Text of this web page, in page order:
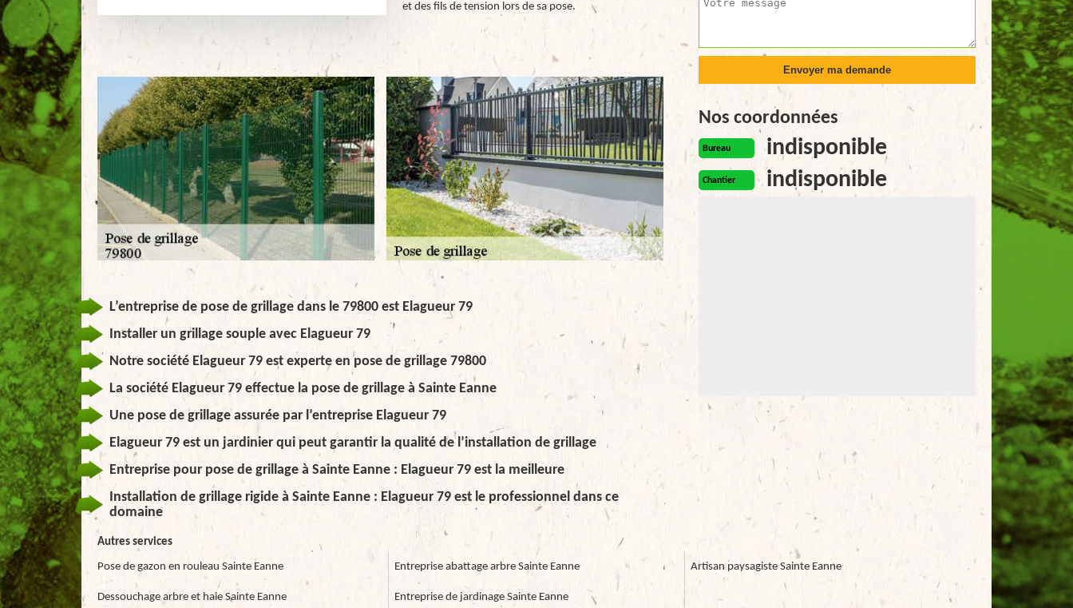
et des fils de tension lors de sa pose.
L’entreprise de pose de grillage dans le 79800 est Elagueur 79
Installer un grillage souple avec Elagueur 79
Notre société Elagueur 79 est experte en pose de grillage 79800
La société Elagueur 79 effectue la pose de grillage à Sainte Eanne
Une pose de grillage assurée par l’entreprise Elagueur 79
Elagueur 79 est un jardinier qui peut garantir la qualité de l’installation de grillage
Entreprise pour pose de grillage à Sainte Eanne : Elagueur 79 est la meilleure
Installation de grillage rigide à Sainte Eanne : Elagueur 79 est le professionnel dans ce
domaine
Nos coordonnées
Bureau indisponible
Chantier indisponible
Autres services
Pose de gazon en rouleau Sainte Eanne
Dessouchage arbre et haie Sainte Eanne
Entreprise abattage arbre Sainte Eanne
Entreprise de jardinage Sainte Eanne
Artisan paysagiste Sainte Eanne